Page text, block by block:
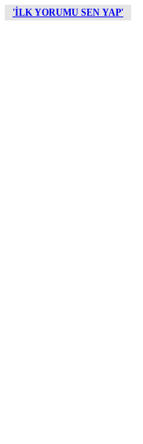
'İLK YORUMU SEN YAP'